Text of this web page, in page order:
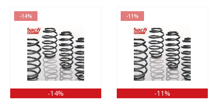
-14%
-14%
-11%
-11%